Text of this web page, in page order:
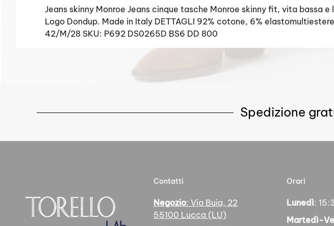
Jeans skinny Monroe Jeans cinque tasche Monroe skinny fit, vita bassa
Logo Dondup. Made in Italy DETTAGLI 92% cotone, 6%
42/M/28 SKU: P692 DS0265D BS6 DD 800
Spedizione
Contatti
Negozio: Via Buia, 22
55100 Lucca (LU)
Orari
Lunedì:
Martedì-